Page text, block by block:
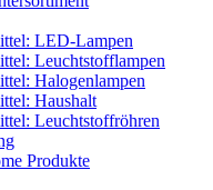
LED-Lampen
Leuchtstofflampen
Halogenlampen
Haushalt
Leuchtstoffröhren
Produkte